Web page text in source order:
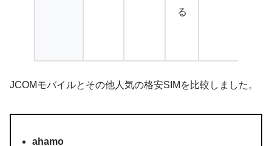
る
JCOMモバイルとその他人気の格安SIMを比較しました。
ahamo